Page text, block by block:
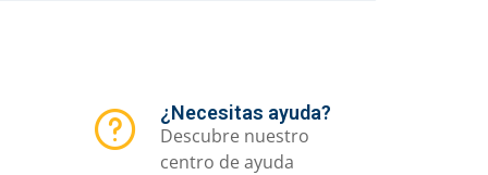
¿Necesitas ayuda?
Descubre nuestro
centro de ayuda